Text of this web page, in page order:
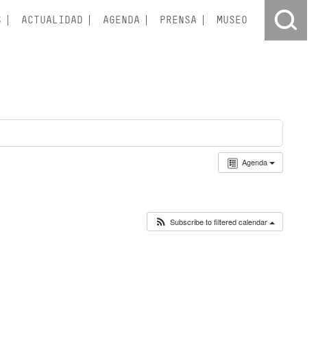
ACTUALIDAD AGENDA PRENSA MUSEO
Agenda
Subscribe to filtered calendar